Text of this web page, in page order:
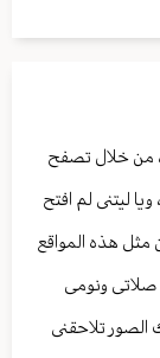
من خلال تصفح
ليتنى لم افتح
مثل هذه المواقع
صلاتى ونومى
الصور تلاحقنى